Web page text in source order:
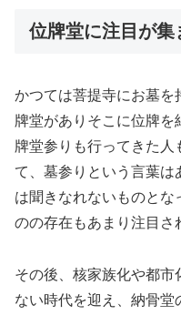
位牌堂に注目が集
かつては菩提寺にお墓を
牌堂がありそこに位牌を
牌堂参りも行ってきた人
て、墓参りという言葉
は聞きなれないものとな
のの存在もあまり注目さ
その後、核家族化や都市
ない時代を迎え、納骨